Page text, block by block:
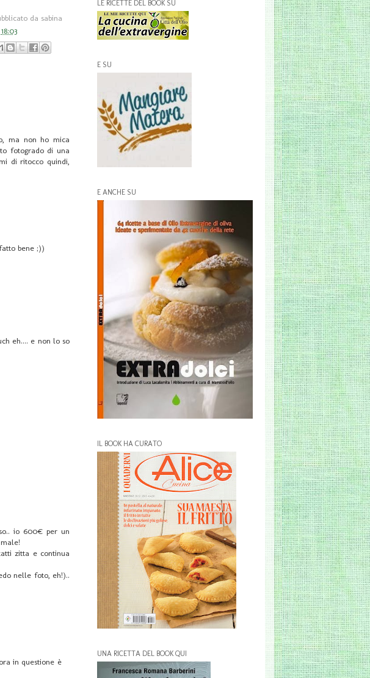
da sabina
18:03
ma non ho mica
fotogrado di una
di ritocco quindi,
bene ;))
eh.... e non lo so
io 600€ per un
zitta e continua
nelle foto, eh!)..
in questione è
LE RICETTE DEL BOOK SU
E SU
E ANCHE SU
IL BOOK HA CURATO
UNA RICETTA DEL BOOK QUI